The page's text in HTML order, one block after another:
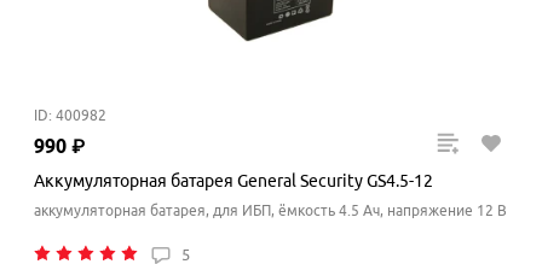
ID: 400982
990 ₽
Аккумуляторная батарея General Security GS4.5-12
аккумуляторная батарея, для ИБП, ёмкость 4.5 Ач, напряжение 12 В
5